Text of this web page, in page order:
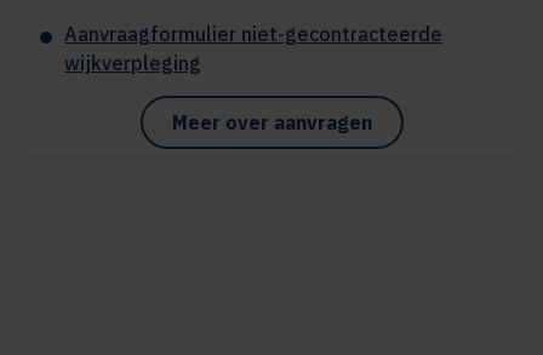
Aanvraagformulier niet-gecontracteerde
wijkverpleging
Meer over aanvragen